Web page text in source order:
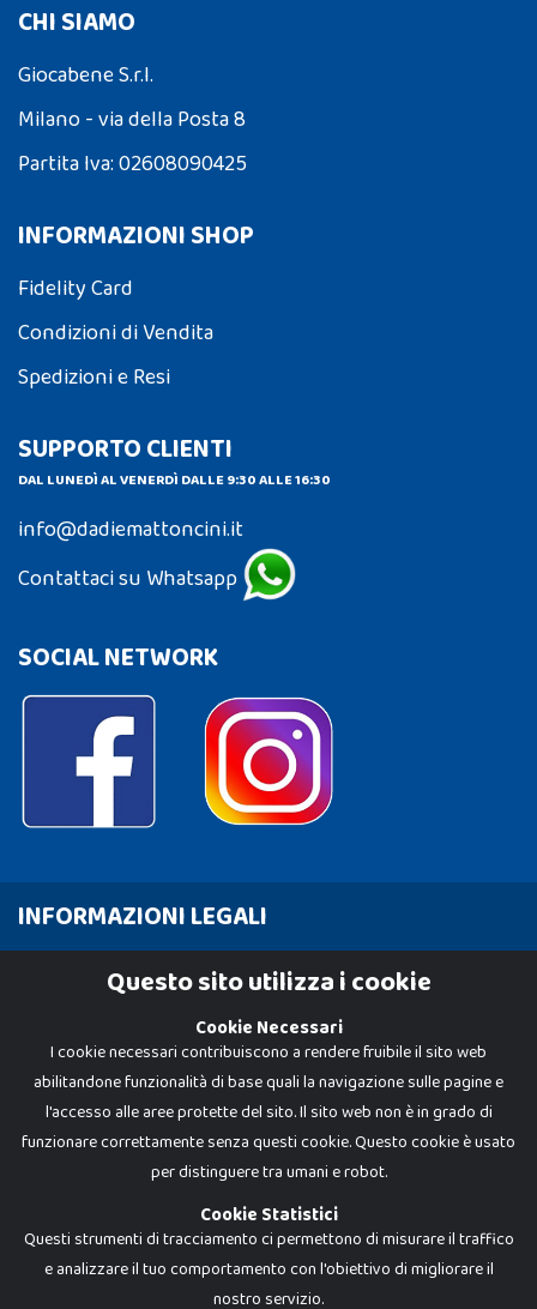
CHI SIAMO
Giocabene S.r.l.
Milano - via della Posta 8
Partita Iva: 02608090425
INFORMAZIONI SHOP
Fidelity Card
Condizioni di Vendita
Spedizioni e Resi
SUPPORTO CLIENTI
DAL LUNEDÌ AL VENERDÌ DALLE 9:30 ALLE 16:30
info@dadiemattoncini.it
Contattaci su Whatsapp
SOCIAL NETWORK
INFORMAZIONI LEGALI
Cookie Policy
Dadi e Mattoncini è un brand di Giocabene Srl. Ogni riproduzione o utilizzo non
Questo sito utilizza i cookie
Cookie Necessari
I cookie necessari contribuiscono a rendere fruibile il sito web
abilitandone funzionalità di base quali la navigazione sulle pagine e
l'accesso alle aree protette del sito. Il sito web non è in grado di
funzionare correttamente senza questi cookie. Questo cookie è usato
per distinguere tra umani e robot.
Cookie Statistici
Questi strumenti di tracciamento ci permettono di misurare il traffico
e analizzare il tuo comportamento con l'obiettivo di migliorare il
nostro servizio.